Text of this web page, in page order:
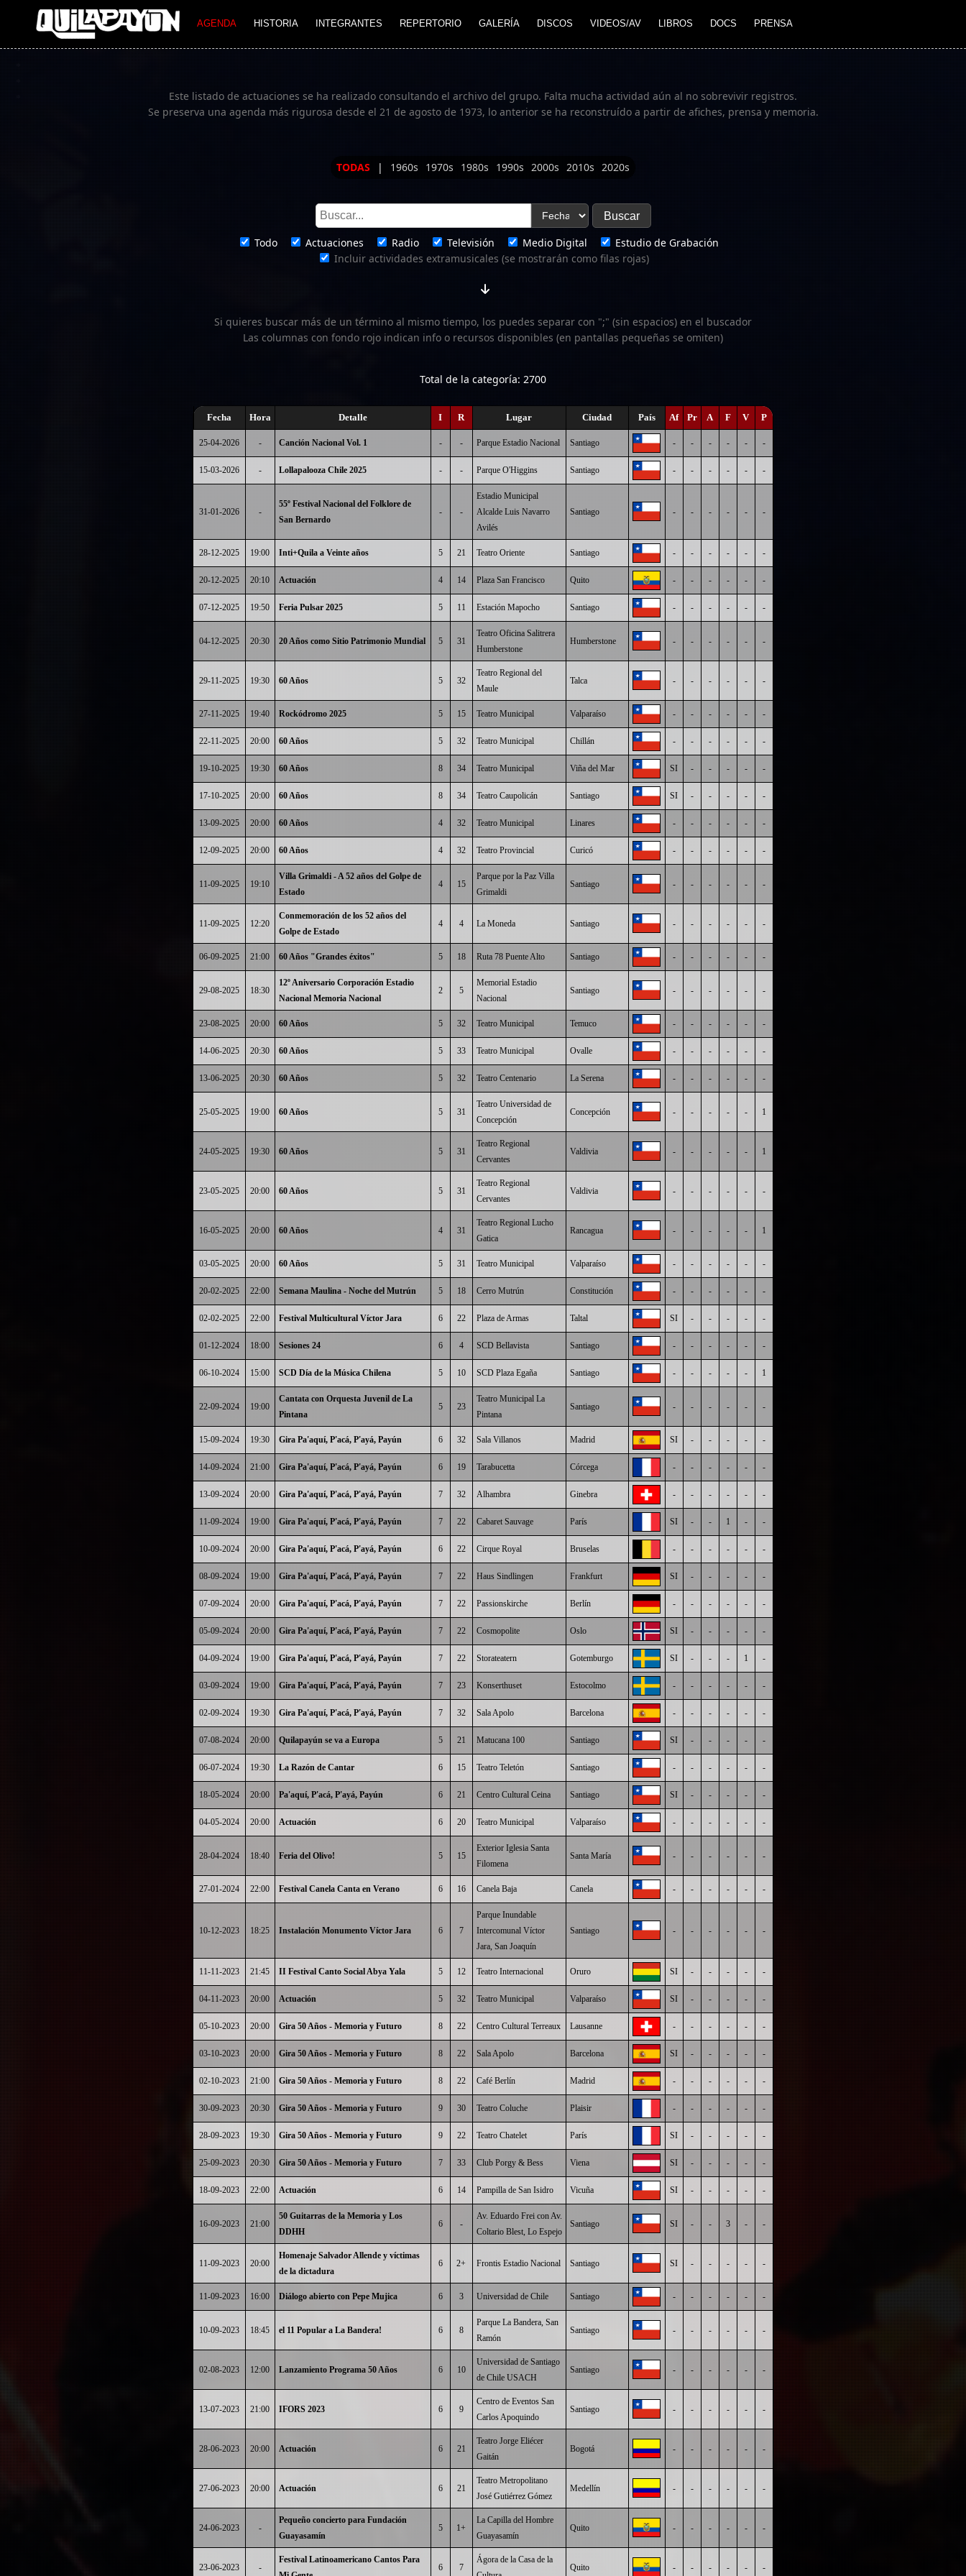
AGENDA HISTORIA INTEGRANTES REPERTORIO GALERÍA DISCOS VIDEOS/AV LIBROS DOCS PRENSA
Imagen 03
Este listado de actuaciones se ha realizado consultando el archivo del grupo. Falta mucha actividad aún al no sobrevivir registros.
Se preserva una agenda más rigurosa desde el 21 de agosto de 1973, lo anterior se ha reconstruído a partir de afiches, prensa y memoria.
TODAS | 1960s 1970s 1980s 1990s 2000s 2010s 2020s
Todo Actuaciones Radio Televisión Medio Digital
Estudio de Grabación
Incluir actividades extramusicales (se mostrarán como filas rojas)
Si quieres buscar más de un término al mismo tiempo, los puedes separar con ";" (sin espacios) en el buscador
Las columnas con fondo rojo indican info o recursos disponibles (en pantallas pequeñas se omiten)
Total de la categoría: 2700
Fecha Hora Detalle I R Lugar Ciudad País Af Pr A F V P
25-04-2026 - Canción Nacional Vol. 1 - - Parque Estadio Nacional Santiago - - - - - -
15-03-2026 - Lollapalooza Chile 2025 - - Parque O'Higgins Santiago - - - - - -
31-01-2026 -
55º Festival Nacional del Folklore de
San Bernardo
- -
Estadio Municipal
Alcalde Luis Navarro
Avilés
Santiago - - - - - -
28-12-2025 19:00 Inti+Quila a Veinte años 5 21 Teatro Oriente Santiago - - - - - -
20-12-2025 20:10 Actuación 4 14 Plaza San Francisco Quito - - - - - -
07-12-2025 19:50 Feria Pulsar 2025 5 11 Estación Mapocho Santiago - - - - - -
04-12-2025 20:30 20 Años como Sitio Patrimonio Mundial 5 31
Teatro Oficina Salitrera
Humberstone
Humberstone - - - - - -
29-11-2025 19:30 60 Años 5 32
Teatro Regional del
Maule
Talca - - - - - -
27-11-2025 19:40 Rockódromo 2025 5 15 Teatro Municipal Valparaíso - - - - - -
22-11-2025 20:00 60 Años 5 32 Teatro Municipal Chillán - - - - - -
19-10-2025 19:30 60 Años 8 34 Teatro Municipal Viña del Mar SI - - - - -
17-10-2025 20:00 60 Años 8 34 Teatro Caupolicán Santiago SI - - - - -
13-09-2025 20:00 60 Años 4 32 Teatro Municipal Linares - - - - - -
12-09-2025 20:00 60 Años 4 32 Teatro Provincial Curicó - - - - - -
11-09-2025 19:10
Villa Grimaldi - A 52 años del Golpe de
Estado
4 15
Parque por la Paz Villa
Grimaldi
Santiago - - - - - -
11-09-2025 12:20
Conmemoración de los 52 años del
Golpe de Estado
4 4 La Moneda Santiago - - - - - -
06-09-2025 21:00 60 Años "Grandes éxitos" 5 18 Ruta 78 Puente Alto Santiago - - - - - -
29-08-2025 18:30
12º Aniversario Corporación Estadio
Nacional Memoria Nacional
2 5
Memorial Estadio
Nacional
Santiago - - - - - -
23-08-2025 20:00 60 Años 5 32 Teatro Municipal Temuco - - - - - -
14-06-2025 20:30 60 Años 5 33 Teatro Municipal Ovalle - - - - - -
13-06-2025 20:30 60 Años 5 32 Teatro Centenario La Serena - - - - - -
25-05-2025 19:00 60 Años 5 31
Teatro Universidad de
Concepción
Concepción - - - - - 1
24-05-2025 19:30 60 Años 5 31
Teatro Regional
Cervantes
Valdivia - - - - - 1
23-05-2025 20:00 60 Años 5 31
Teatro Regional
Cervantes
Valdivia - - - - - -
16-05-2025 20:00 60 Años 4 31
Teatro Regional Lucho
Gatica
Rancagua - - - - - 1
03-05-2025 20:00 60 Años 5 31 Teatro Municipal Valparaíso - - - - - -
20-02-2025 22:00 Semana Maulina - Noche del Mutrún 5 18 Cerro Mutrún Constitución - - - - - -
02-02-2025 22:00 Festival Multicultural Víctor Jara 6 22 Plaza de Armas Taltal SI - - - - -
01-12-2024 18:00 Sesiones 24 6 4 SCD Bellavista Santiago - - - - - -
06-10-2024 15:00 SCD Día de la Música Chilena 5 10 SCD Plaza Egaña Santiago - - - - - 1
22-09-2024 19:00
Cantata con Orquesta Juvenil de La
Pintana
5 23
Teatro Municipal La
Pintana
Santiago - - - - - -
15-09-2024 19:30 Gira Pa'aquí, P'acá, P'ayá, Payún 6 32 Sala Villanos Madrid SI - - - - -
14-09-2024 21:00 Gira Pa'aquí, P'acá, P'ayá, Payún 6 19 Tarabucetta Córcega - - - - - -
13-09-2024 20:00 Gira Pa'aquí, P'acá, P'ayá, Payún 7 32 Alhambra Ginebra - - - - - -
11-09-2024 19:00 Gira Pa'aquí, P'acá, P'ayá, Payún 7 22 Cabaret Sauvage París SI - - 1 - -
10-09-2024 20:00 Gira Pa'aquí, P'acá, P'ayá, Payún 6 22 Cirque Royal Bruselas - - - - - -
08-09-2024 19:00 Gira Pa'aquí, P'acá, P'ayá, Payún 7 22 Haus Sindlingen Frankfurt SI - - - - -
07-09-2024 20:00 Gira Pa'aquí, P'acá, P'ayá, Payún 7 22 Passionskirche Berlín - - - - - -
05-09-2024 20:00 Gira Pa'aquí, P'acá, P'ayá, Payún 7 22 Cosmopolite Oslo SI - - - - -
04-09-2024 19:00 Gira Pa'aquí, P'acá, P'ayá, Payún 7 22 Storateatern Gotemburgo SI - - - 1 -
03-09-2024 19:00 Gira Pa'aquí, P'acá, P'ayá, Payún 7 23 Konserthuset Estocolmo - - - - - -
02-09-2024 19:30 Gira Pa'aquí, P'acá, P'ayá, Payún 7 32 Sala Apolo Barcelona - - - - - -
07-08-2024 20:00 Quilapayún se va a Europa 5 21 Matucana 100 Santiago SI - - - - -
06-07-2024 19:30 La Razón de Cantar 6 15 Teatro Teletón Santiago - - - - - -
18-05-2024 20:00 Pa'aquí, P'acá, P'ayá, Payún 6 21 Centro Cultural Ceina Santiago SI - - - - -
04-05-2024 20:00 Actuación 6 20 Teatro Municipal Valparaíso - - - - - -
28-04-2024 18:40 Feria del Olivo! 5 15
Exterior Iglesia Santa
Filomena
Santa María - - - - - -
27-01-2024 22:00 Festival Canela Canta en Verano 6 16 Canela Baja Canela - - - - - -
10-12-2023 18:25 Instalación Monumento Víctor Jara 6 7
Parque Inundable
Intercomunal Víctor
Jara, San Joaquín
Santiago - - - - - -
11-11-2023 21:45 II Festival Canto Social Abya Yala 5 12 Teatro Internacional Oruro SI - - - - -
04-11-2023 20:00 Actuación 5 32 Teatro Municipal Valparaíso SI - - - - -
05-10-2023 20:00 Gira 50 Años - Memoria y Futuro 8 22 Centro Cultural Terreaux Lausanne - - - - - -
03-10-2023 20:00 Gira 50 Años - Memoria y Futuro 8 22 Sala Apolo Barcelona SI - - - - -
02-10-2023 21:00 Gira 50 Años - Memoria y Futuro 8 22 Café Berlín Madrid - - - - - -
30-09-2023 20:30 Gira 50 Años - Memoria y Futuro 9 30 Teatro Coluche Plaisir - - - - - -
28-09-2023 19:30 Gira 50 Años - Memoria y Futuro 9 22 Teatro Chatelet París SI - - - - -
25-09-2023 20:30 Gira 50 Años - Memoria y Futuro 7 33 Club Porgy & Bess Viena SI - - - - -
18-09-2023 22:00 Actuación 6 14 Pampilla de San Isidro Vicuña SI - - - - -
16-09-2023 21:00
50 Guitarras de la Memoria y Los
DDHH
6 -
Av. Eduardo Frei con Av.
Coltario Blest, Lo Espejo
Santiago SI - - 3 - -
11-09-2023 20:00
Homenaje Salvador Allende y víctimas
de la dictadura
6 2+ Frontis Estadio Nacional Santiago SI - - - - -
11-09-2023 16:00 Diálogo abierto con Pepe Mujica 6 3 Universidad de Chile Santiago - - - - - -
10-09-2023 18:45 el 11 Popular a La Bandera! 6 8
Parque La Bandera, San
Ramón
Santiago - - - - - -
02-08-2023 12:00 Lanzamiento Programa 50 Años 6 10
Universidad de Santiago
de Chile USACH
Santiago - - - - - -
13-07-2023 21:00 IFORS 2023 6 9
Centro de Eventos San
Carlos Apoquindo
Santiago - - - - - -
28-06-2023 20:00 Actuación 6 21
Teatro Jorge Eliécer
Gaitán
Bogotá - - - - - -
27-06-2023 20:00 Actuación 6 21
Teatro Metropolitano
José Gutiérrez Gómez
Medellín - - - - - -
24-06-2023 -
Pequeño concierto para Fundación
Guayasamín
5 1+
La Capilla del Hombre
Guayasamín
Quito - - - - - -
23-06-2023 -
Festival Latinoamericano Cantos Para
6 7
Ágora de la Casa de la
Quito - - - - - -